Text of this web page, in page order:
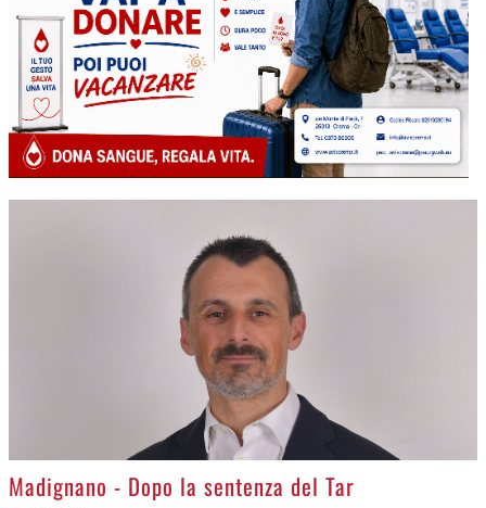
>Madignano - Dopo la sentenza del Tar